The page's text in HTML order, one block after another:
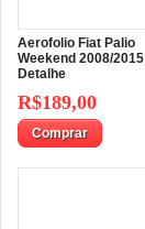
Aerofolio Fiat Palio
Weekend 2008/2015
Detalhe
R$189,00
Comprar